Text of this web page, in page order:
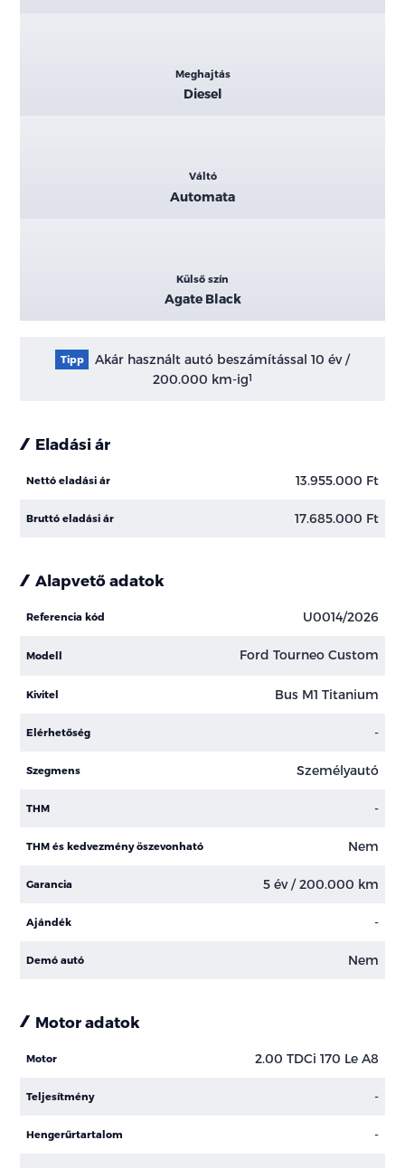
Meghajtás
Diesel
Váltó
Automata
Külső szín
Agate Black
Tipp
Akár használt autó beszámítással 10 év /
200.000 km-ig1
Eladási ár
Nettó eladási ár 13.955.000 Ft
Bruttó eladási ár 17.685.000 Ft
Alapvető adatok
Referencia kód U0014/2026
Modell Ford Tourneo Custom
Kivitel Bus M1 Titanium
Elérhetőség -
Szegmens Személyautó
THM -
THM és kedvezmény öszevonható Nem
Garancia 5 év / 200.000 km
Ajándék -
Demó autó Nem
Motor adatok
Motor 2.00 TDCi 170 Le A8
Teljesítmény -
Hengerűrtartalom -